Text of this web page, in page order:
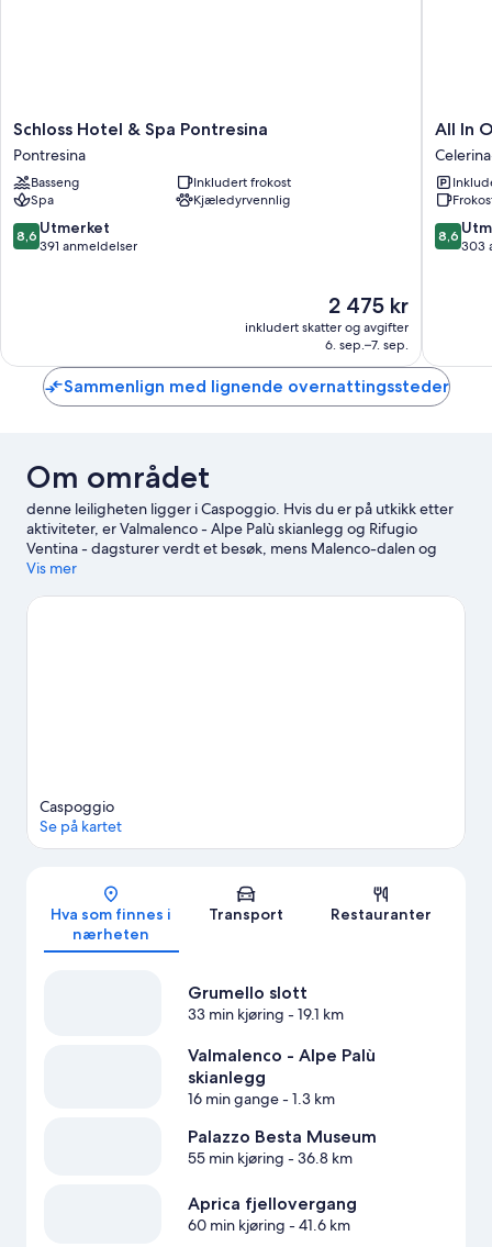
Schloss
Hotel
&
Spa
Pontresina
Pontresina
Schloss Hotel & Spa Pontresina
Pontresina
Basseng
Inkludert frokost
Spa
Kjæledyrvennlig
8.6
av
8,6 Utmerket
391 anmeldelser
Prisen
er
2 475 kr
2 475 kr
inkludert skatter og avgifter
6. sep.–7. sep.
All
In
One
Hotel
Inn
Lodge
All In
8.6
av
8,6
303
Sammenlign med lignende overnattingssteder
Om området
denne leiligheten ligger i Caspoggio. Hvis du er på utkikk etter
aktiviteter, er Valmalenco - Alpe Palù skianlegg og Rifugio
Ventina - dagsturer verdt et besøk, mens Malenco-dalen og
Parco Adda Mallero Renato Bartesaghi kan friste med vakre
til fots eller med sykkel og sykling.
Vis mer
Kart
Caspoggio
Se på kartet
Hva som finnes i
nærheten
Transport Restauranter
Grumello slott
33 min kjøring - 19.1 km
Valmalenco - Alpe Palù
skianlegg
16 min gange- 1.3 km
Palazzo Besta Museum
55 min kjøring - 36.8 km
Aprica fjellovergang
60 min kjøring - 41.6 km